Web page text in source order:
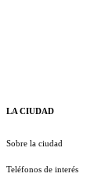
LA CIUDAD
Sobre la ciudad
Teléfonos de interés